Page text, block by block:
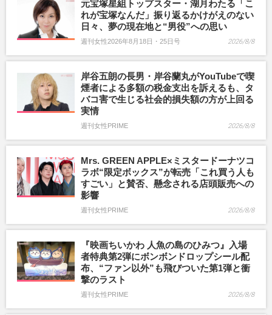
元宝塚星組トップスター・湖月わたる「こ
れが宝塚なんだ」振り返るかけがえのない
日々、夢の現在地と“男役”への思い
週刊女性2026年8月18日・25日号 2026/8/8
岸谷五朗の長男・岸谷蘭丸がYouTubeで喫
煙者による多額の税金支出を訴えるも、タ
バコ害で生じる社会的損失額の方が上回る
実情
週刊女性PRIME 2026/8/8
Mrs. GREEN APPLE×ミスタードーナツコ
ラボ“限定ボックス”が転売「これ買う人も
すごい」と賛否、懸念される店頭販売への
影響
週刊女性PRIME 2026/8/8
『映画ちいかわ 人魚の島のひみつ』入場
者特典第2弾にボンボンドロップシール配
布、“ファン以外”も飛びついた第1弾と衝
撃のラスト
週刊女性PRIME 2026/8/8